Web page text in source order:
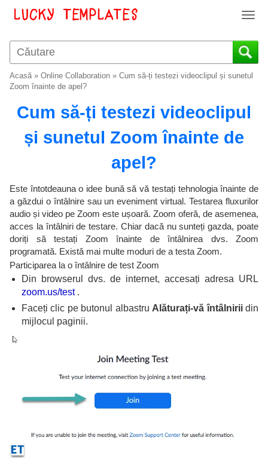
T
g
g
a
v
i
o
n
Acasă» Online Collaboration » Cum să-ți testezi videoclipul și sunetul
Zoom înainte de apel?
Cum să-ți testezi videoclipul
și sunetul Zoom înainte de
apel?
Este întotdeauna o idee bună să vă testați tehnologia înainte de
a găzdui o întâlnire sau un eveniment virtual. Testarea fluxurilor
audio și video pe Zoom este ușoară. Zoom oferă, de asemenea,
acces la întâlniri de testare. Chiar dacă nu sunteți gazda, poate
doriți să testați Zoom înainte de întâlnirea dvs. Zoom
programată. Există mai multe moduri de a testa Zoom.
Participarea la o întâlnire de test Zoom
Din browserul dvs. de internet, accesați adresa URL
zoom.us/test.
Faceți clic pe butonul albastru Alăturați-vă întâlniriidin
mijlocul paginii.